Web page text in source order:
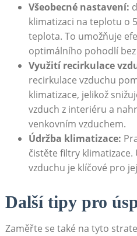
Všeobecné nastavení:
klimatizaci na teplotu o
teplota. To umožňuje
optimálního pohodlí‌
Využití recirkulace
recirkulace vzduchu
klimatizace, jelikož
vzduch ​z ‌interiéru a
venkovním⁢ vzduchem.
Údržba ⁣klimatizace:
čistěte⁣ filtry
vzduchu‍ je ​klíčové⁣ pro
Další tipy pro
Zaměřte ⁣se také​ na tyto‌